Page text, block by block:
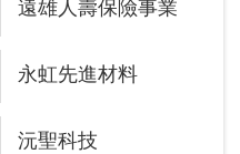
遠雄人壽保險事業
永虹先進材料
沅聖科技